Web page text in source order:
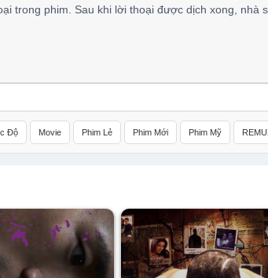
trong phim. Sau khi lời thoại được dịch xong, nhà
Độ Movie Phim Lẻ Phim Mới Phim Mỹ